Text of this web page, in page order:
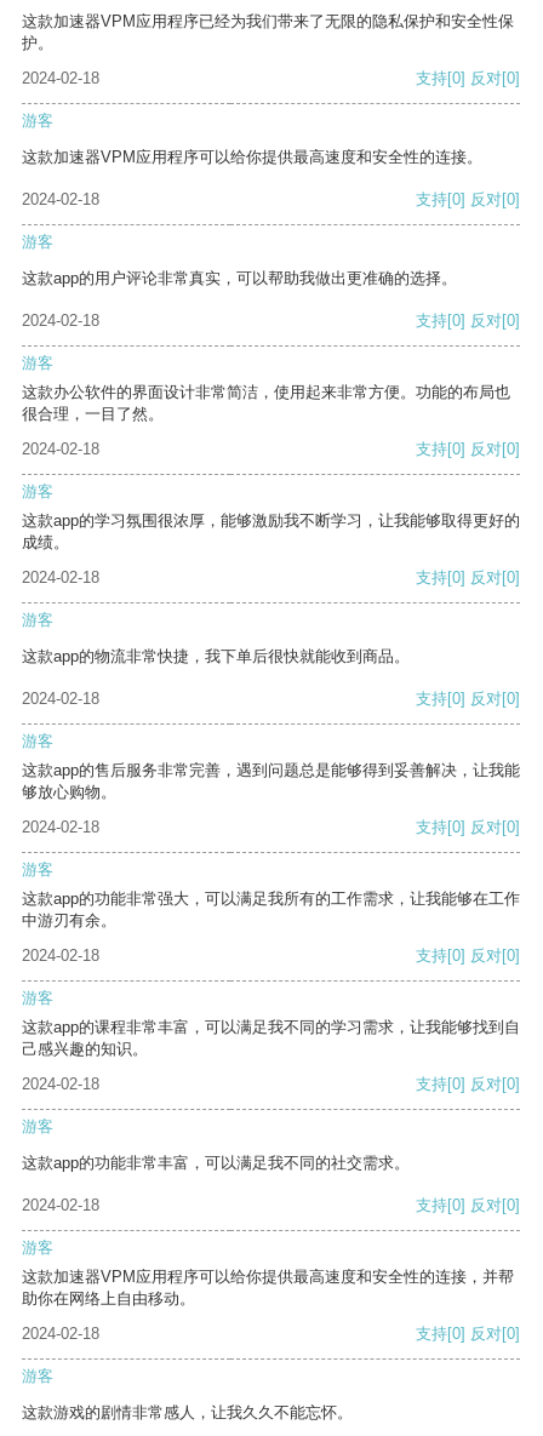
这款加速器VPM应用程序已经为我们带来了无限的隐私保护和安全性保
护。
2024-02-18
支持[0] 反对[0]
游客
这款加速器VPM应用程序可以给你提供最高速度和安全性的连接。
2024-02-18 支持[0] 反对[0]
游客
这款app的用户评论非常真实，可以帮助我做出更准确的选择。
2024-02-18 支持[0] 反对[0]
游客
这款办公软件的界面设计非常简洁，使用起来非常方便。功能的布局也
很合理，一目了然。
2024-02-18
支持[0] 反对[0]
游客
这款app的学习氛围很浓厚，能够激励我不断学习，让我能够取得更好的
成绩。
2024-02-18
支持[0] 反对[0]
游客
这款app的物流非常快捷，我下单后很快就能收到商品。
2024-02-18 支持[0] 反对[0]
游客
这款app的售后服务非常完善，遇到问题总是能够得到妥善解决，让我能
够放心购物。
2024-02-18
支持[0] 反对[0]
游客
这款app的功能非常强大，可以满足我所有的工作需求，让我能够在工作
中游刃有余。
2024-02-18
支持[0] 反对[0]
游客
这款app的课程非常丰富，可以满足我不同的学习需求，让我能够找到自
己感兴趣的知识。
2024-02-18
支持[0] 反对[0]
游客
这款app的功能非常丰富，可以满足我不同的社交需求。
2024-02-18 支持[0] 反对[0]
游客
这款加速器VPM应用程序可以给你提供最高速度和安全性的连接，并帮
助你在网络上自由移动。
2024-02-18
支持[0] 反对[0]
游客
这款游戏的剧情非常感人，让我久久不能忘怀。